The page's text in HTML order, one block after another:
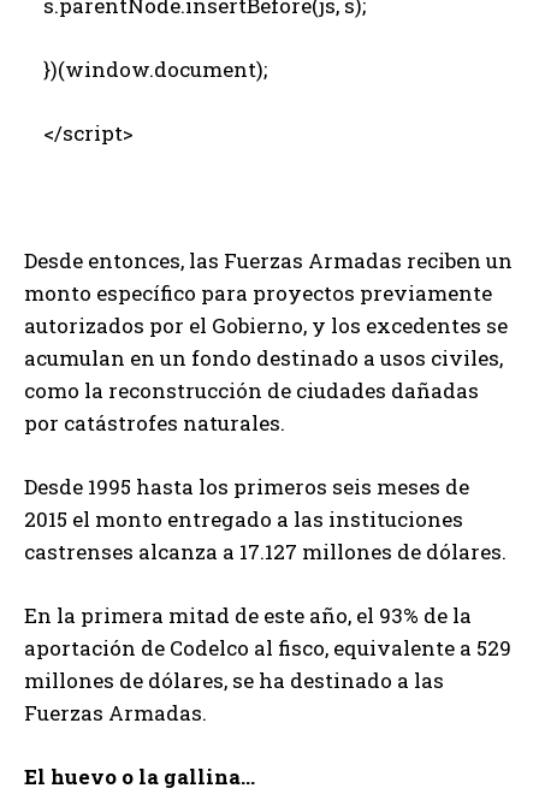
})(window.document);
</script>
Desde entonces, las Fuerzas Armadas reciben un
monto específico para proyectos previamente
autorizados por el Gobierno, y los excedentes se
acumulan en un fondo destinado a usos civiles,
como la reconstrucción de ciudades dañadas
por catástrofes naturales.
Desde 1995 hasta los primeros seis meses de
2015 el monto entregado a las instituciones
castrenses alcanza a 17.127 millones de dólares.
En la primera mitad de este año, el 93% de la
aportación de Codelco al fisco, equivalente a 529
millones de dólares, se ha destinado a las
Fuerzas Armadas.
El huevo o la gallina…